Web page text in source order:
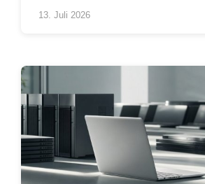
13. Juli 2026